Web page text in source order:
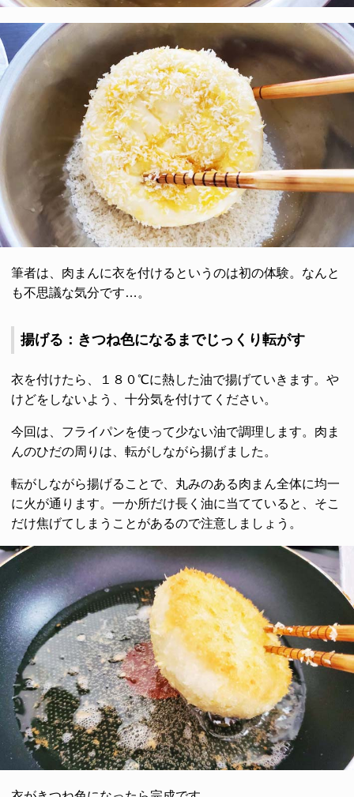
筆者は、肉まんに衣を付けるというのは初の体験。なんと
も不思議な気分です…。
揚げる：きつね色になるまでじっくり転がす
衣を付けたら、１８０℃に熱した油で揚げていきます。や
けどをしないよう、十分気を付けてください。
今回は、フライパンを使って少ない油で調理します。肉ま
んのひだの周りは、転がしながら揚げました。
転がしながら揚げることで、丸みのある肉まん全体に均一
に火が通ります。一か所だけ長く油に当てていると、そこ
だけ焦げてしまうことがあるので注意しましょう。